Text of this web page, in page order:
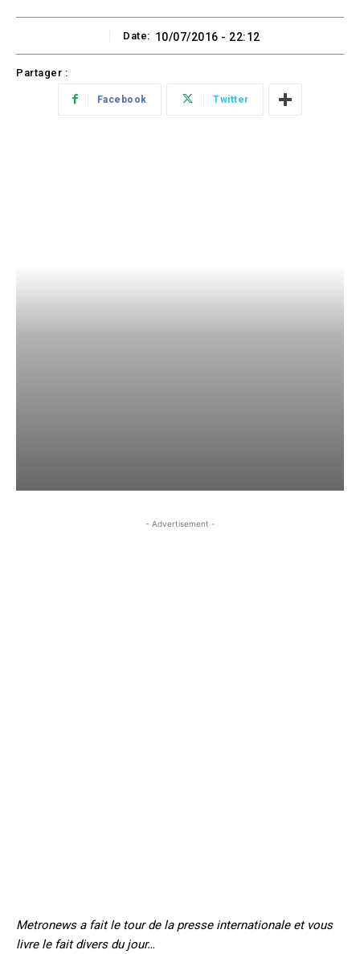
Date: 10/07/2016 - 22:12
Partager :
Facebook Twitter
- Advertisement -
Metronews a fait le tour de la presse internationale et vous
livre le fait divers du jour…